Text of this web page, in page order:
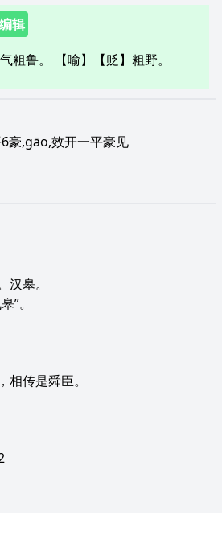
编辑
粗鲁。 【喻】【贬】粗野。
豪,gāo,效开一平豪见
汉皋。
”。
相传是舜臣。